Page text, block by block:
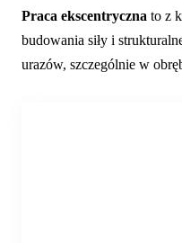
Praca ekscentryczna to z
budowania siły i
urazów, szczególnie w